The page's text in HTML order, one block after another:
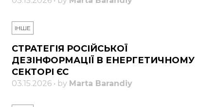
ІНШЕ
СТРАТЕГІЯ РОСІЙСЬКОЇ
ДЕЗІНФОРМАЦІЇ В ЕНЕРГЕТИЧНОМУ
СЕКТОРІ ЄС
03.15.2026 • by Marta Barandiy